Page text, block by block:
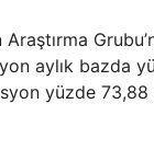
Araştırma
aylık bazda
yüzde